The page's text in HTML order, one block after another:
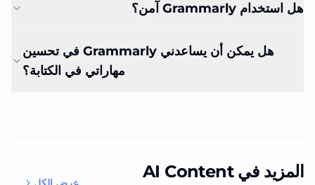
هل استخدام Grammarly آمن؟
هل يمكن أن يساعدني Grammarly في تحسين
مهاراتي في الكتابة؟
المزيد في AI Content